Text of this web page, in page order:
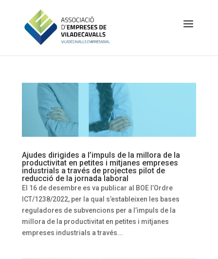
Ajudes dirigides a l’impuls de la millora de la
productivitat en petites i mitjanes empreses
industrials a través de projectes pilot de
reducció de la jornada laboral
El 16 de desembre es va publicar al BOE l’Ordre
ICT/1238/2022, per la qual s’estableixen les bases
reguladores de subvencions per a l’impuls de la
millora de la productivitat en petites i mitjanes
empreses industrials a través...